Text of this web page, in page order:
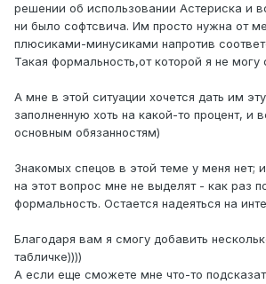
решении об использовании Астериска и
ни было софтсвича. Им просто нужна от
плюсиками-минусиками напротив
Такая формальность,от которой я не могу
А мне в этой ситуации хочется дать им
заполненную хоть на какой-то процент, и
основным обязанностям)
Знакомых спецов в этой теме у меня нет;
на этот вопрос мне не выделят - как раз
формальность. Остается надеяться на
Благодаря вам я смогу добавить
табличке))))
А если еще сможете мне что-то